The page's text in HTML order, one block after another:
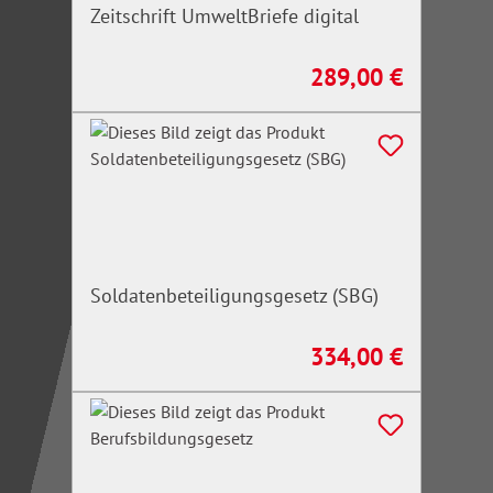
Zeitschrift UmweltBriefe digital
Regulärer Preis:
289,00 €
Soldatenbeteiligungsgesetz (SBG)
Regulärer Preis:
334,00 €